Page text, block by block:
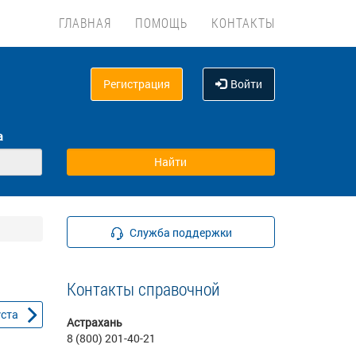
ГЛАВНАЯ ПОМОЩЬ КОНТАКТЫ
Регистрация Войти
Служба поддержки
Контакты справочной
Астрахань
8 (800) 201-40-21